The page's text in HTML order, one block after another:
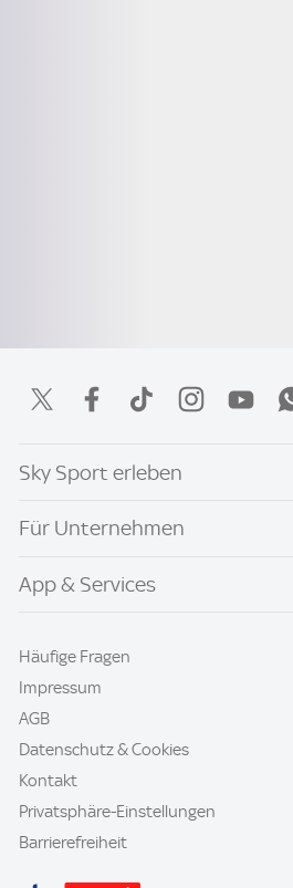
Sky Sport erleben
Für Unternehmen
App & Services
Häufige Fragen
Impressum
AGB
Datenschutz & Cookies
Kontakt
Privatsphäre-Einstellungen
Barrierefreiheit